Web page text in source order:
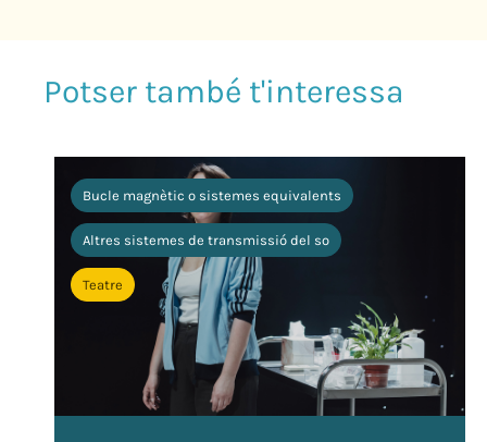
Bucle magnètic o sistemes equivalents
Altres sistemes de transmissió del so
Teatre